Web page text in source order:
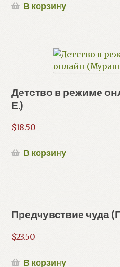
В корзину
Детство в режиме
Е.)
$18.50
В корзину
Предчувствие чуда
$23.50
В корзину